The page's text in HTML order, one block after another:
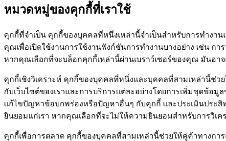
หมวดหมู่ของคุกกี้ที่เราใช้
คุกกี้ที่จำเป็น คุกกี้ของบุคคลที่หนึ่งเหล่านี้จำเป็นสำหรับการทำงา
คุณเพื่อเปิดใช้งานการใช้งานฟังก์ชันการทำงานบางอย่าง เช่น
หากคุณเลือกที่จะบล็อกคุกกี้เหล่านี้ผ่านเบราว์เซอร์ของคุณ มันอา
คุกกี้เชิงวิเคราะห์ คุกกี้ของบุคคลที่หนึ่งและบุคคลที่สามเหล่านี้ช่วย
กับเว็บไซต์ของเราและการบริการแต่ละอย่างโดยการเพิ่มชุดข้อ
แก้ไขปัญหาข้อบกพร่องหรือปัญหาอื่นๆ กับคุกกี้ และประเมินประสิ
ยินยอมแก่เรา หากคุณเลือกที่จะไม่ให้ความยินยอมสำหรับการวิเค
คุกกี้เพื่อการตลาด คุกกี้ของบุคคลที่สามเหล่านี้ช่วยให้คู่ค้าทางกา